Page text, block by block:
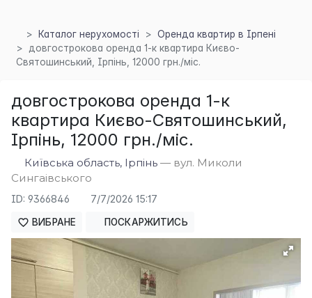
Каталог нерухомості
Оренда квартир в Ірпені
довгострокова оренда 1-к квартира Києво-
Святошинський, Ірпінь, 12000 грн./міс.
довгострокова оренда 1-к
квартира Києво-Святошинський,
Ірпінь, 12000 грн./міс.
Київська область, Ірпінь — вул. Миколи
Сингаівського
ID: 9366846 7/7/2026 15:17
ВИБРАНЕ ПОСКАРЖИТИСЬ